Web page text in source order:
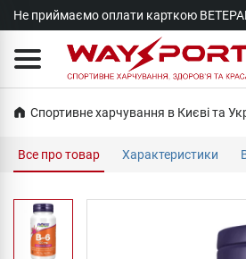
Не приймаємо оплати карткою
Спортивне харчування в Києві та
Все про товар Характеристики